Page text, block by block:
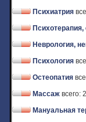
Психиатрия
Психотерапия,
Неврология,
Психология
Остеопатия
Массаж всего:
Мануальная